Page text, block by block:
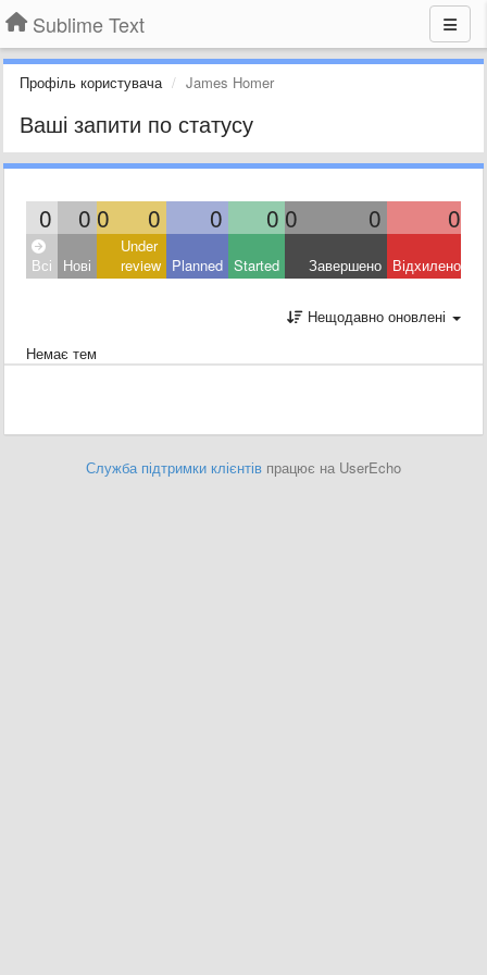
Sublime Text
Профіль користувача James Homer
Ваші запити по статусу
0 0 0 0 0 0 0 0 0
Всі Нові
Under
review Planned Started Завершено Відхилено
Нещодавно оновлені
Немає тем
Служба підтримки клієнтів працює на UserEcho